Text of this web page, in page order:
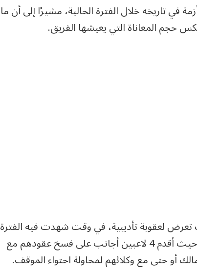
في تاريخه خلال الفترة الحالية، مشيرًا إلى أن ما
حجم المعاناة التي يعيشها الفريق.
تعرض لعقوبة تأديبية، في وقت شهدت فيه الفترة
الماضية أزمة كبيرة تتعلق باللاعبين المحترفين، حيث أقدم 4 لاعبين أجانب على فسخ عقودهم مع
أو حتى مع وكلائهم لمحاولة احتواء الموقف.